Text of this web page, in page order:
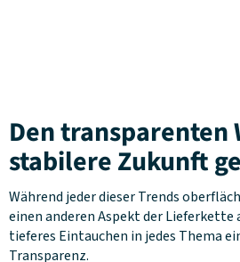
Den transparenten
stabilere Zukunft
Während jeder dieser Trends
einen anderen Aspekt der
tieferes Eintauchen in jedes Thema
Transparenz.